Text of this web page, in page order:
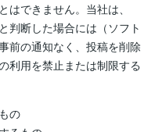
できません。当社は、
判断した場合には（ソフト
前の通知なく、投稿を削除
利用を禁止または制限する
の